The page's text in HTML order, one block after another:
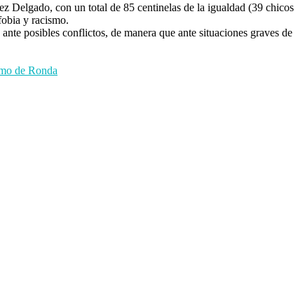
Delgado, con un total de 85 centinelas de la igualdad (39 chicos
y racismo.
posibles conflictos, de manera que ante situaciones graves de
de Ronda